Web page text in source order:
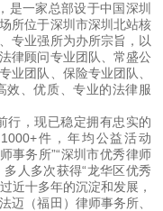
是一家总部设于中国深圳
所位于深圳市深圳北站核
专业强所为办所宗旨，以
律顾问专业团队、常盛公
业团队、保险专业团队、
效、优质、专业的法律服
行，现已稳定拥有忠实的
件，年均公益活动
事务所”“深圳市优秀律师
人多次获得“龙华区优秀
近十多年的沉淀和发展，
迈（福田）律师事务所、